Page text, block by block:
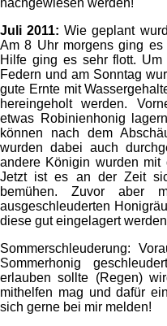
Juli 2011: Wie geplant
Am 8 Uhr morgens ging
Hilfe ging es sehr flott.
Federn und am Sonntag
gute Ernte mit
hereingeholt werden.
etwas Robinienhonig
können nach dem
wurden dabei auch
andere Königin wurden mit
Jetzt ist es an der Zeit
bemühen. Zuvor aber
ausgeschleuderten
diese gut eingelagert
Sommerschleuderung:
Sommerhonig
erlauben sollte (Regen)
mithelfen mag und dafür
sich gerne bei mir melden!